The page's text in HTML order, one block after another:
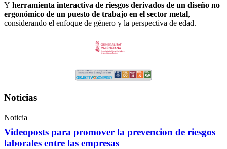
Y herramienta interactiva de riesgos derivados de un diseño no
ergonómico de un puesto de trabajo en el sector metal,
considerando el enfoque de género y la perspectiva de edad.
Noticias
Noticia
Videoposts para promover la prevencion de riesgos
laborales entre las empresas